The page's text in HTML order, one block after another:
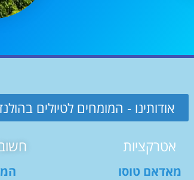
אודותינו - המומחים לטיולים בהולנד
אטרקציות
מאדאם טוסו